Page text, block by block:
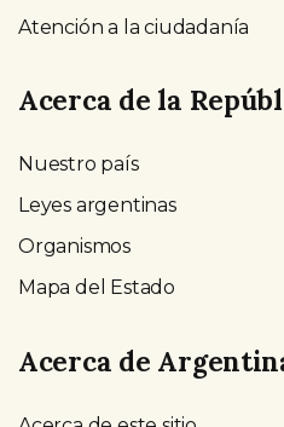
Atención a la ciudadanía
Acerca de la
Nuestro país
Leyes argentinas
Organismos
Mapa del Estado
Acerca de